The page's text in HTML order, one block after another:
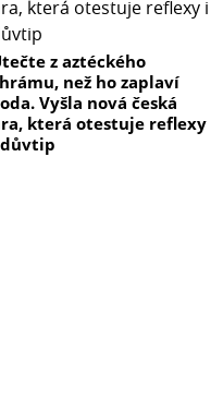
z aztéckého
než ho zaplaví
Vyšla nová česká
která otestuje reflexy